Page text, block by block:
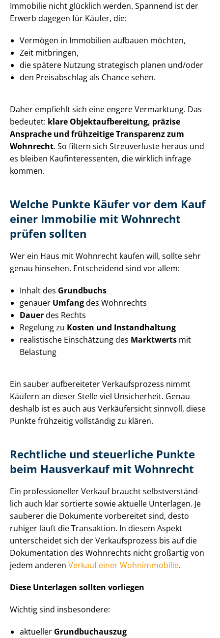
Immobilie nicht glücklich werden. Spannend ist der
Erwerb dagegen für Käufer, die:
Vermögen in Immobilien aufbauen möchten,
Zeit mitbringen,
die spätere Nutzung strategisch planen und/oder
den Preisabschlag als Chance sehen.
Daher empfiehlt sich eine engere Vermarktung. Das
bedeutet: klare Ob­jekt­auf­be­rei­tung, präzise
Ansprache und frühzeitige Transparenz zum
Wohnrecht. So filtern sich Streuverluste heraus und
es bleiben Kauf­in­ter­es­sen­ten, die wirklich infrage
kommen.
Welche Punkte Käufer vor dem Kauf
einer Immobilie mit Wohnrecht
prüfen sollten
Wer ein Haus mit Wohnrecht kaufen will, sollte sehr
genau hinsehen. Entscheidend sind vor allem:
Inhalt des Grundbuchs
genauer Umfangdes Wohnrechts
Dauerdes Rechts
Regelung zu Kosten und Instandhaltung
realistische Einschätzung des Marktwerts mit
Belastung
Ein sauber aufbereiteter Verkaufsprozess nimmt
Käufern an dieser Stelle viel Unsicherheit. Genau
deshalb ist es auch aus Verkäufersicht sinnvoll, diese
Punkte frühzeitig vollständig zu klären.
Rechtliche und steuerliche Punkte
beim Hausverkauf mit Wohnrecht
Ein professioneller Verkauf braucht selbst­ver­ständ­
lich auch klar sortierte sowie aktuelle Unterlagen. Je
sauberer die Dokumente vorbereitet sind, desto
ruhiger läuft die Transaktion. In diesem Aspekt
unterscheidet sich der Verkaufsprozess bis auf die
Dokumentation des Wohnrechts nicht großartig von
jedem anderen Verkauf einer Wohnimmobilie.
Diese Unterlagen sollten vorliegen
Wichtig sind insbesondere:
aktueller Grundbuchauszug